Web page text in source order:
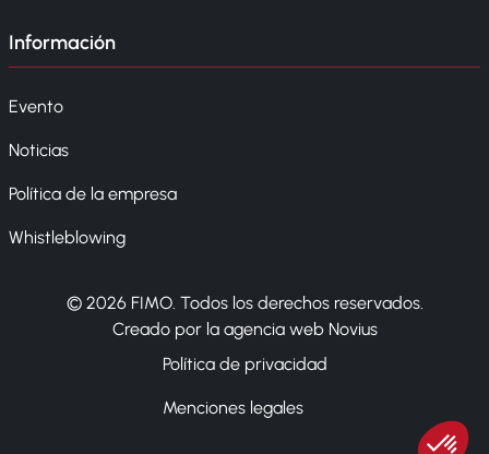
Información
Evento
Noticias
Política de la empresa
Whistleblowing
© 2026 FIMO. Todos los derechos reservados.
Creado por la agencia web Novius
Política de privacidad
Menciones legales